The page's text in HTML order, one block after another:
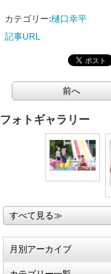
カテゴリー:樋口幸平
記事URL
前へ
フォトギャラリー
すべて見る≫
月別アーカイブ